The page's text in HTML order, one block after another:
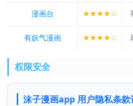
漫画台 ★★★★☆
有妖气漫画 ★★★★☆
权限安全
沫子漫画app 用户隐私条款